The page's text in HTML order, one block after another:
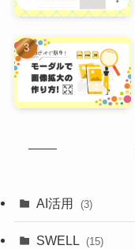
AI活用 (3)
SWELL (15)